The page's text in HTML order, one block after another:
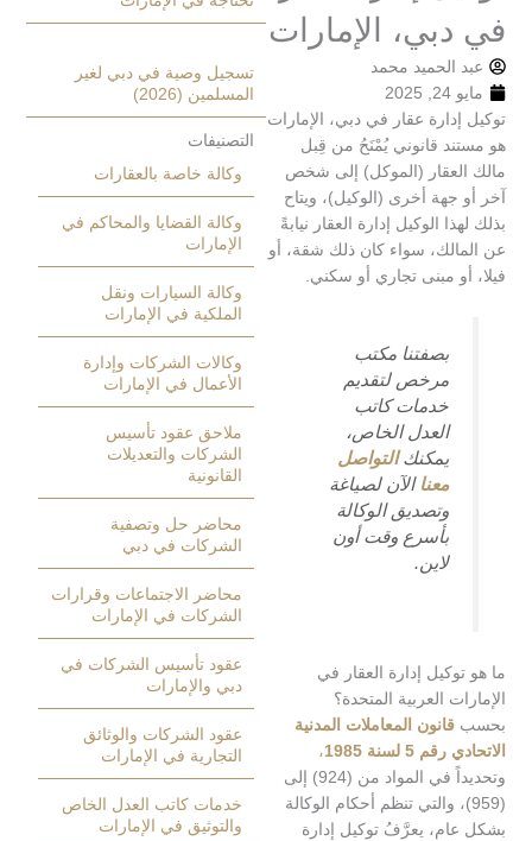
الإمارات
محمد
عقار في دبي، الإمارات
قانوني يُمْنَحُ من قِبل
(الموكل) إلى شخص
أخرى (الوكيل)، ويتاح
الوكيل إدارة العقار نيابةً
سواء كان ذلك شقة، أو
مبنى تجاري أو سكني.
بصفتنا مكتب
مرخص لتقديم
خدمات كاتب
العدل الخاص،
التواصل
الآن لصياغة
وتصديق الوكالة
بأسرع وقت أون
إدارة العقار في
العربية المتحدة؟
قانون المعاملات المدنية
لسنة 1985
،
وتحديداً في المواد من (924) إلى
والتي تنظم أحكام الوكالة
يعرَّفُ توكيل إدارة
تسجيل وصية في دبي لغير
التصنيفات
وكالة خاصة بالعقارات
وكالة القضايا والمحاكم في
الإمارات
وكالة السيارات ونقل
الملكية في الإمارات
وكالات الشركات وإدارة
الأعمال في الإمارات
ملاحق عقود تأسيس
الشركات والتعديلات
محاضر حل وتصفية
الشركات في دبي
محاضر الاجتماعات وقرارات
الشركات في الإمارات
عقود تأسيس الشركات في
دبي والإمارات
عقود الشركات والوثائق
التجارية في الإمارات
خدمات كاتب العدل الخاص
والتوثيق في الإمارات